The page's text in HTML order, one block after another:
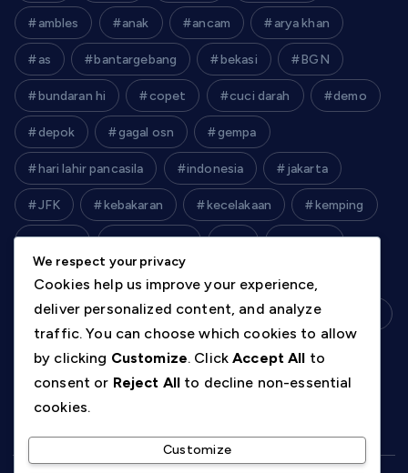
ambles anak ancam arya khan
as bantargebang bekasi BGN
bundaran hi copet cuci darah demo
depok gagal osn gempa
hari lahir pancasila indonesia jakarta
JFK kebakaran kecelakaan kemping
kereta kim jong un krl lebaran
lenteng agung
mbg meteorbet88 palu pemerkosaan
pinkan mambo prabowo
sarwendah semarang soleil tragedi
We respect your privacy
Cookies help us improve your experience,
deliver personalized content, and analyze
traffic. You can choose which cookies to allow
by clicking Customize. ClickAccept All to
consent or Reject Allto decline non-essential
cookies.
Customize